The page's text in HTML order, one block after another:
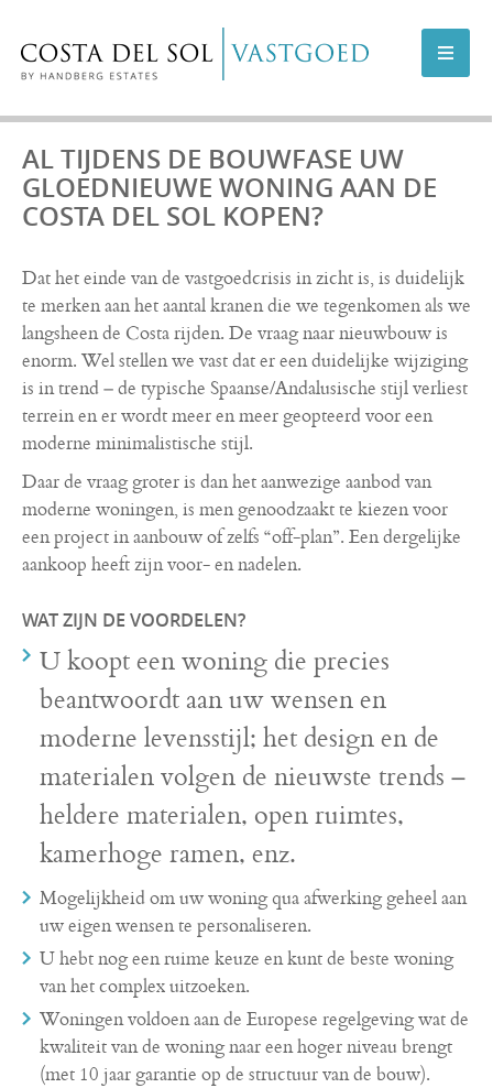
AANBOD COSTA DEL SOL
AANBOD MARBELLA
NIEUWBOUWPROJECTEN
VERKOPEN
INFO
OVER ONS
AL TIJDENS DE BOUWFASE UW
GLOEDNIEUWE WONING AAN DE
COSTA DEL SOL KOPEN?
Dat het einde van de vastgoedcrisis in zicht is, is duidelijk
te merken aan het aantal kranen die we tegenkomen als we
langsheen de Costa rijden. De vraag naar nieuwbouw is
enorm. Wel stellen we vast dat er een duidelijke wijziging
is in trend – de typische Spaanse/Andalusische stijl verliest
terrein en er wordt meer en meer geopteerd voor een
moderne minimalistische stijl.
Daar de vraag groter is dan het aanwezige aanbod van
moderne woningen, is men genoodzaakt te kiezen voor
een project in aanbouw of zelfs “off-plan”. Een dergelijke
aankoop heeft zijn voor- en nadelen.
WAT ZIJN DE VOORDELEN?
U koopt een woning die precies
beantwoordt aan uw wensen en
moderne levensstijl; het design en de
materialen volgen de nieuwste trends –
heldere materialen, open ruimtes,
kamerhoge ramen, enz.
Mogelijkheid om uw woning qua afwerking geheel aan
uw eigen wensen te personaliseren.
U hebt nog een ruime keuze en kunt de beste woning
van het complex uitzoeken.
Woningen voldoen aan de Europese regelgeving wat de
kwaliteit van de woning naar een hoger niveau brengt
(met 10 jaar garantie op de structuur van de bouw).